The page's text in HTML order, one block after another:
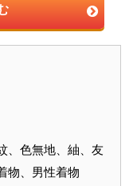
、色無地、紬、友
物、男性着物